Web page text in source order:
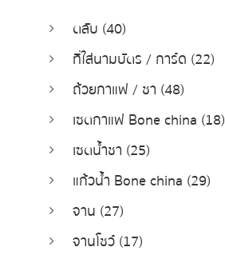
ตลับ (40)
ที่ใส่นามบัตร / การ์ด (22)
ถ้วยกาแฟ / ชา (48)
เซตกาแฟ Bone china (18)
เซตน้ำชา (25)
แก้วน้ำ Bone china (29)
จาน (27)
จานโชว์ (17)